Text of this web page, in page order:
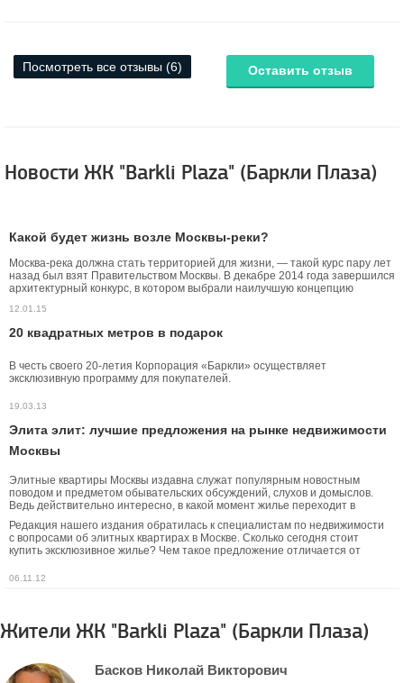
Посмотреть все отзывы (6) Оставить отзыв
Новости ЖК "Barkli Plaza" (Баркли Плаза)
Какой будет жизнь возле Москвы-реки?
Москва-река должна стать территорией для жизни, — такой курс пару лет
назад был взят Правительством Москвы. В декабре 2014 года завершился
архитектурный конкурс, в котором выбрали наилучшую концепцию
проекта должна пройти до апреля 2015 г. Редакция портала
KVARTIRAvMOSKVE.ru знакомит читателей с этим проектом.
12.01.15
20 квадратных метров в подарок
В честь своего 20-летия Корпорация «Баркли» осуществляет
эксклюзивную программу для покупателей.
19.03.13
Элита элит: лучшие предложения на рынке недвижимости
Москвы
Элитные квартиры Москвы издавна служат популярным новостным
поводом и предметом обывательских обсуждений, слухов и домыслов.
Ведь действительно интересно, в какой момент жилье переходит в
категорию «экстракласс» и чем обоснована необычайно высокая
стоимость таких предложений в нашей столице?
Редакция нашего издания обратилась к специалистам по недвижимости
с вопросами об элитных квартирах в Москве. Сколько сегодня стоит
купить эксклюзивное жилье? Чем такое предложение отличается от
момент?
06.11.12
Жители ЖК "Barkli Plaza" (Баркли Плаза)
Басков Николай Викторович